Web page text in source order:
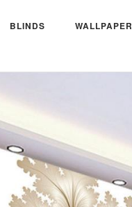
BLINDS WALLPAPER